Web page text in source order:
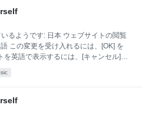
るようです: 日本 ウェブサイトの閲覧
この変更を受け入れるには、[OK] を
を英語で表示するには、[キャンセル]
の YouTube ロゴの右にある設定は、
to be viewing YouTube from this
this change, or click "Cancel" to
change your preferen